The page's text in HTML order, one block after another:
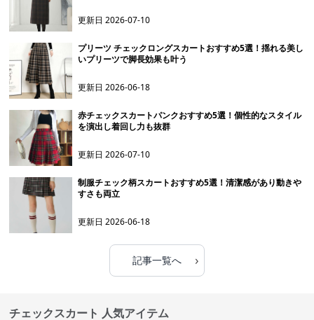
更新日2026-07-10
プリーツ チェックロングスカートおすすめ5選！揺れる美し
いプリーツで脚長効果も叶う
更新日2026-06-18
赤チェックスカートパンクおすすめ5選！個性的なスタイル
を演出し着回し力も抜群
更新日2026-07-10
制服チェック柄スカートおすすめ5選！清潔感があり動きや
すさも両立
更新日2026-06-18
記事一覧へ ›
チェックスカート 人気アイテム